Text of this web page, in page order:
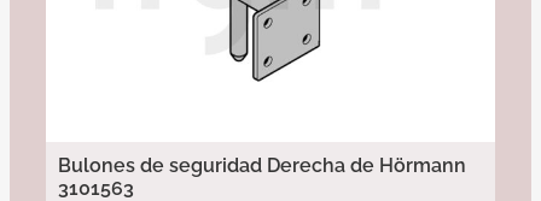
Bulones de seguridad Derecha de Hörmann
3101563